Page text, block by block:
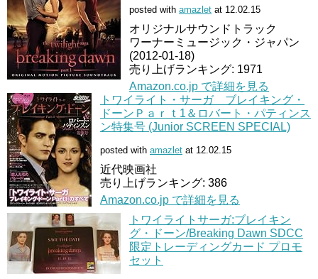
posted with amazlet at 12.02.15
オリジナルサウンドトラック
ワーナーミュージック・ジャパン
(2012-01-18)
売り上げランキング: 1971
Amazon.co.jp で詳細を見る
トワイライト・サーガ ブレイキング・
ドーンＰａｒｔ1＆ロバート・パティンス
ン特集号 (Junior SCREEN SPECIAL)
posted with amazlet at 12.02.15
近代映画社
売り上げランキング: 386
Amazon.co.jp で詳細を見る
トワイライトサーガ:ブレイキン
グ・ドーン/Breaking Dawn SDCC
限定トレーディングカード プロモ
セット